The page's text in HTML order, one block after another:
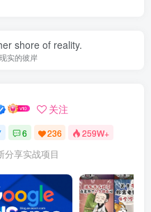
shore of reality.
实的彼岸
关注
6 236 259W+
分享实战项目